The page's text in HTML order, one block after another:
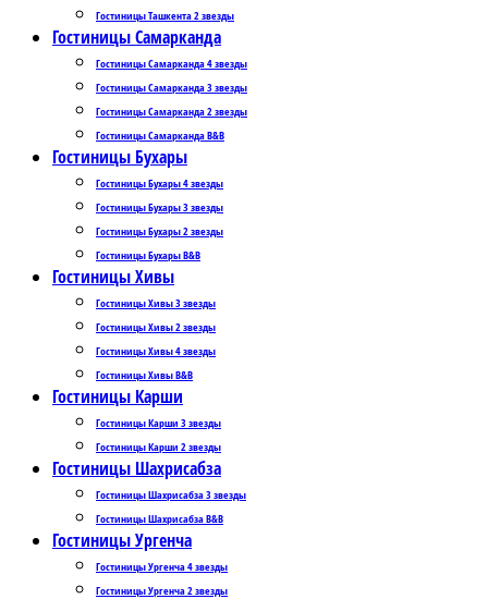
Гостиницы Ташкента 2 звезды
Гостиницы Самарканда
Гостиницы Самарканда 4 звезды
Гостиницы Самарканда 3 звезды
Гостиницы Самарканда 2 звезды
Гостиницы Самарканда B&B
Гостиницы Бухары
Гостиницы Бухары 4 звезды
Гостиницы Бухары 3 звезды
Гостиницы Бухары 2 звезды
Гостиницы Бухары B&B
Гостиницы Хивы
Гостиницы Хивы 3 звезды
Гостиницы Хивы 2 звезды
Гостиницы Хивы 4 звезды
Гостиницы Хивы B&B
Гостиницы Карши
Гостиницы Карши 3 звезды
Гостиницы Карши 2 звезды
Гостиницы Шахрисабза
Гостиницы Шахрисабза 3 звезды
Гостиницы Шахрисабза B&B
Гостиницы Ургенча
Гостиницы Ургенча 4 звезды
Гостиницы Ургенча 2 звезды